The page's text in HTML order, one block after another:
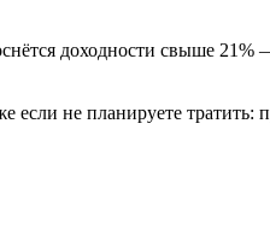
доходности свыше 21%
не планируете тратить: